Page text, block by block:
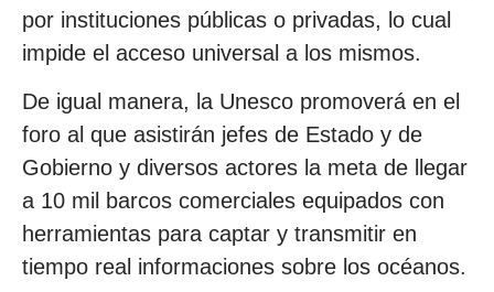
por instituciones públicas o privadas, lo cual
impide el acceso universal a los mismos.
De igual manera, la Unesco promoverá en el
foro al que asistirán jefes de Estado y de
Gobierno y diversos actores la meta de llegar
a 10 mil barcos comerciales equipados con
herramientas para captar y transmitir en
tiempo real informaciones sobre los océanos.